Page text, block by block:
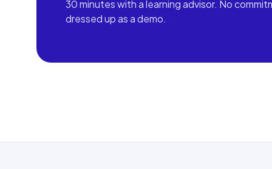
30 minutes with a learning advisor. No
dressed up as a demo.